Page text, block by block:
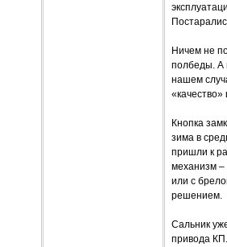
Ничем не
полбеды. А
нашем
Кнопка
зима в
пришли к
механизм –
или с
решением.
Сальник
привода